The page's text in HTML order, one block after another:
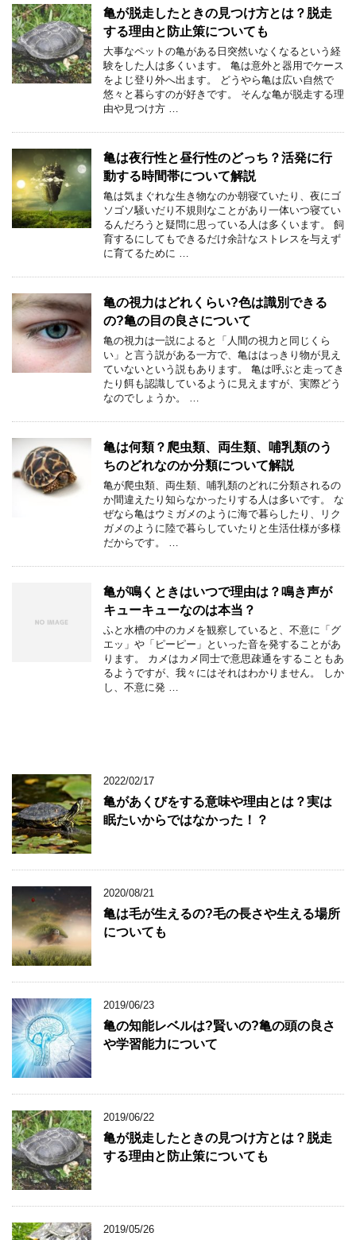
亀が脱走したときの見つけ方とは？脱走
する理由と防止策についても
大事なペットの亀がある日突然いなくなるという経
験をした人は多くいます。 亀は意外と器用でケース
をよじ登り外へ出ます。 どうやら亀は広い自然で
悠々と暮らすのが好きです。 そんな亀が脱走する理
由や見つけ方 …
亀は夜行性と昼行性のどっち？活発に行
動する時間帯について解説
亀は気まぐれな生き物なのか朝寝ていたり、夜にゴ
ソゴソ騒いだり不規則なことがあり一体いつ寝てい
るんだろうと疑問に思っている人は多くいます。 飼
育するにしてもできるだけ余計なストレスを与えず
に育てるために …
亀の視力はどれくらい?色は識別できる
の?亀の目の良さについて
亀の視力は一説によると「人間の視力と同じくら
い」と言う説がある一方で、亀ははっきり物が見え
ていないという説もあります。 亀は呼ぶと走ってき
たり餌も認識しているように見えますが、実際どう
なのでしょうか。 …
亀は何類？爬虫類、両生類、哺乳類のう
ちのどれなのか分類について解説
亀が爬虫類、両生類、哺乳類のどれに分類されるの
か間違えたり知らなかったりする人は多いです。 な
ぜなら亀はウミガメのように海で暮らしたり、リク
ガメのように陸で暮らしていたりと生活仕様が多様
だからです。 …
亀が鳴くときはいつで理由は？鳴き声が
キューキューなのは本当？
ふと水槽の中のカメを観察していると、不意に「グ
エッ」や「ピーピー」といった音を発することがあ
ります。 カメはカメ同士で意思疎通をすることもあ
るようですが、我々にはそれはわかりません。 しか
し、不意に発 …
2022/02/17
亀があくびをする意味や理由とは？実は
眠たいからではなかった！？
2020/08/21
亀は毛が生えるの?毛の長さや生える場所
についても
2019/06/23
亀の知能レベルは?賢いの?亀の頭の良さ
や学習能力について
2019/06/22
亀が脱走したときの見つけ方とは？脱走
する理由と防止策についても
2019/05/26